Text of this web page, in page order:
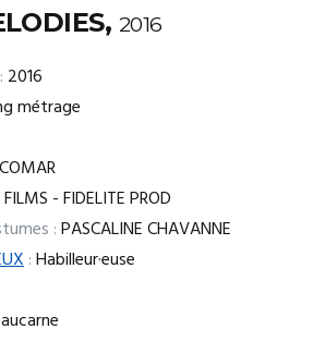
2016
2016
métrage
- FIDELITE PROD
:PASCALINE CHAVANNE
:Habilleur·euse